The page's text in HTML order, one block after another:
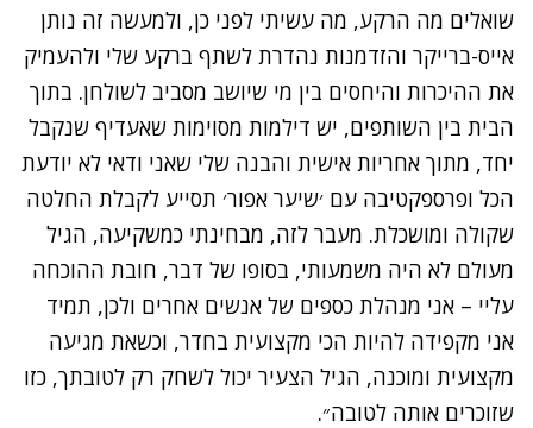
שואלים מה הרקע, מה עשיתי לפני כן, ולמעשה זה נותן
אייס-ברייקר והזדמנות נהדרת לשתף ברקע שלי ולהעמיק
את ההיכרות והיחסים בין מי שיושב מסביב לשולחן. בתוך
הבית בין השותפים, יש דילמות מסוימות שאעדיף שנקבל
יחד, מתוך אחריות אישית והבנה שלי שאני ודאי לא יודעת
הכל ופרספקטיבה עם ׳שיער אפור׳ תסייע לקבלת החלטה
שקולה ומושכלת. מעבר לזה, מבחינתי כמשקיעה, הגיל
מעולם לא היה משמעותי, בסופו של דבר, חובת ההוכחה
עליי – אני מנהלת כספים של אנשים אחרים ולכן, תמיד
אני מקפידה להיות הכי מקצועית בחדר, וכשאת מגיעה
מקצועית ומוכנה, הגיל הצעיר יכול לשחק רק לטובתך, כזו
שזוכרים אותה לטובה״.